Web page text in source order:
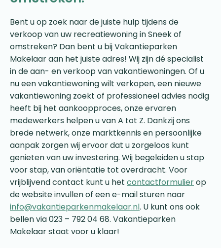
Bent u op zoek naar de juiste hulp tijdens de
verkoop van uw recreatiewoning in Sneek of
omstreken? Dan bent u bij Vakantieparken
Makelaar aan het juiste adres! Wij zijn dé specialist
in de aan- en verkoop van vakantiewoningen. Of u
nu een vakantiewoning wilt verkopen, een nieuwe
vakantiewoning zoekt of professioneel advies nodig
heeft bij het aankoopproces, onze ervaren
medewerkers helpen u van A tot Z. Dankzij ons
brede netwerk, onze marktkennis en persoonlijke
aanpak zorgen wij ervoor dat u zorgeloos kunt
genieten van uw investering. Wij begeleiden u stap
voor stap, van oriëntatie tot overdracht. Voor
vrijblijvend contact kunt u het contactformulierop
de website invullen of een e-mail sturen naar
info@vakantieparkenmakelaar.nl. U kunt ons ook
bellen via 023 – 792 04 68. Vakantieparken
Makelaar staat voor u klaar!